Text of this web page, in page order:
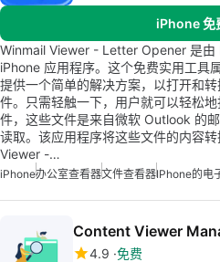
iPhone 免
Winmail Viewer - Letter Opener 是
iPhone 应用程序。这个免费实用工具
提供一个简单的解决方案，以打开和
件。只需轻触一下，用户就可以轻松
件，这些文件是来自微软 Outlook 的
读取。该应用程序将这些文件的内容
Viewer -…
iPhone办公室查看器文件查看器IPhone的电
Content Viewer
4.9 免费